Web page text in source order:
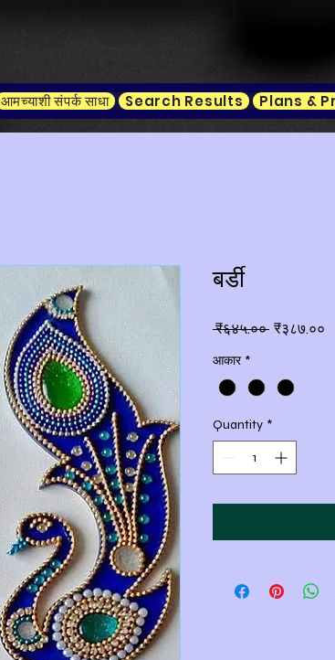
आमच्याशी संपर्क साधा Search Results Plans &
बर्डी
₹६४५.०० Regular
₹३८७.००
आकार *
Quantity *